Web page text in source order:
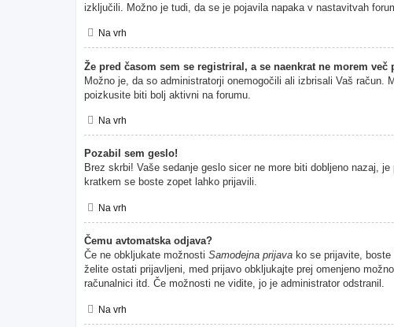
izključili. Možno je tudi, da se je pojavila napaka v nastavitvah
Na vrh
Že pred časom sem se registriral, a se naenkrat ne morem več
Možno je, da so administratorji onemogočili ali izbrisali Vaš
poizkusite biti bolj aktivni na forumu.
Na vrh
Pozabil sem geslo!
Brez skrbi! Vaše sedanje geslo sicer ne more biti dobljeno nazaj,
kratkem se boste zopet lahko prijavili.
Na vrh
Čemu avtomatska odjava?
Če ne obkljukate možnosti Samodejna prijava ko se prijavite,
želite ostati prijavljeni, med prijavo obkljukajte prej omenjeno
računalnici itd. Če možnosti ne vidite, jo je administrator odstranil.
Na vrh